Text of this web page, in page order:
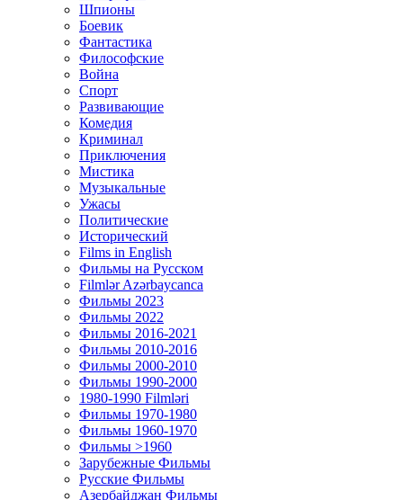
Шпионы
Боевик
Фантастика
Философские
Война
Спорт
Развивающие
Комедия
Криминал
Приключения
Мистика
Музыкальные
Ужасы
Политические
Исторический
Films in English
Фильмы на Русском
Filmlər Azərbaycanca
Фильмы 2023
Фильмы 2022
Фильмы 2016-2021
Фильмы 2010-2016
Фильмы 2000-2010
Фильмы 1990-2000
1980-1990 Filmləri
Фильмы 1970-1980
Фильмы 1960-1970
Фильмы >1960
Зарубежные Фильмы
Русские Фильмы
Азербайджан Фильмы